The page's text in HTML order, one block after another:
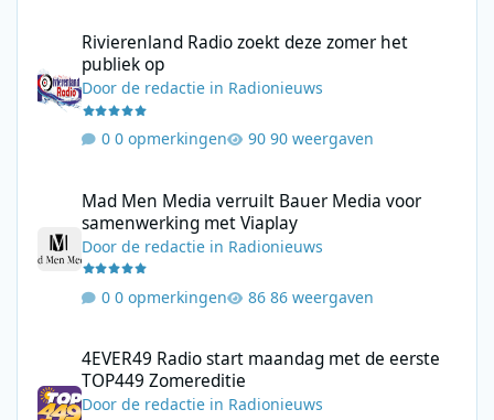
Rivierenland Radio zoekt deze zomer het
publiek op
Doorde redactie in Radionieuws
0 opmerkingen 90 weergaven
Mad Men Media verruilt Bauer Media voor
samenwerking met Viaplay
Doorde redactie in Radionieuws
0 opmerkingen 86 weergaven
4EVER49 Radio start maandag met de eerste
TOP449 Zomereditie
Doorde redactie in Radionieuws